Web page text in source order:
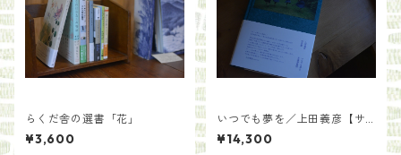
らくだ舎の選書「花」
¥3,600
いつでも夢を／上田義彦【サ
イン入り】
¥14,300